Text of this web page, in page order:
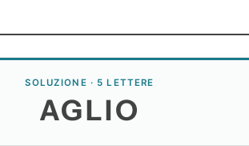
SOLUZIONE · 5 LETTERE
AGLIO